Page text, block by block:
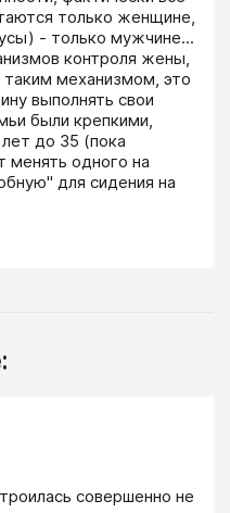
только женщине,
- только мужчине...
контроля жены,
механизмом, это
выполнять свои
были крепкими,
до 35 (пока
менять одного на
для сидения на
совершенно не